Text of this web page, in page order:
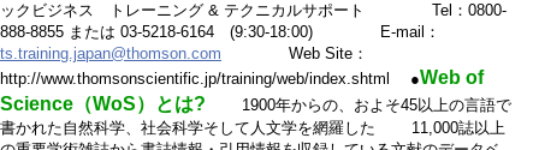
ックビジネス トレーニング & テクニカルサポート Tel：0800-
888-8855 または 03-5218-6164 (9:30-18:00) E-mail：
ts.training.japan@thomson.com Web Site：
http://www.thomsonscientific.jp/training/web/index.shtml ●Web of
Science（WoS）とは? 1900年からの、およそ45以上の言語で
書かれた自然科学、社会科学そして人文学を網羅した 11,000誌以上